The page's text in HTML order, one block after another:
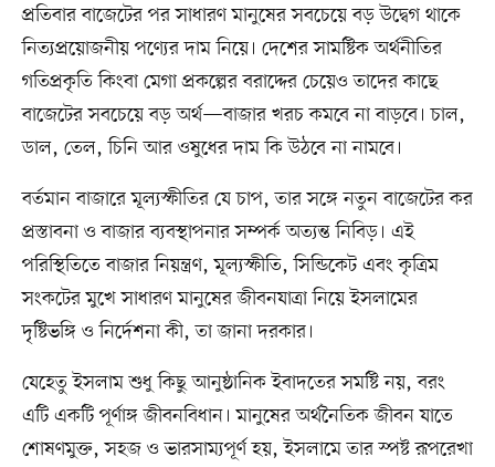
প্রতিবার বাজেটের পর সাধারণ মানুষের সবচেয়ে বড় উদ্বেগ থাকে
নিত্যপ্রয়োজনীয় পণ্যের দাম নিয়ে। দেশের সামষ্টিক অর্থনীতির
গতিপ্রকৃতি কিংবা মেগা প্রকল্পের বরাদ্দের চেয়েও তাদের কাছে
বাজেটের সবচেয়ে বড় অর্থ—বাজার খরচ কমবে না বাড়বে। চাল,
ডাল, তেল, চিনি আর ওষুধের দাম কি উঠবে না নামবে।
বর্তমান বাজারে মূল্যস্ফীতির যে চাপ, তার সঙ্গে নতুন বাজেটের কর
প্রস্তাবনা ও বাজার ব্যবস্থাপনার সম্পর্ক অত্যন্ত নিবিড়। এই
পরিস্থিতিতে বাজার নিয়ন্ত্রণ, মূল্যস্ফীতি, সিন্ডিকেট এবং কৃত্রিম
সংকটের মুখে সাধারণ মানুষের জীবনযাত্রা নিয়ে ইসলামের
দৃষ্টিভঙ্গি ও নির্দেশনা কী, তা জানা দরকার।
যেহেতু ইসলাম শুধু কিছু আনুষ্ঠানিক ইবাদতের সমষ্টি নয়, বরং
এটি একটি পূর্ণাঙ্গ জীবনবিধান। মানুষের অর্থনৈতিক জীবন যাতে
শোষণমুক্ত, সহজ ও ভারসাম্যপূর্ণ হয়, ইসলামে তার স্পষ্ট রূপরেখা